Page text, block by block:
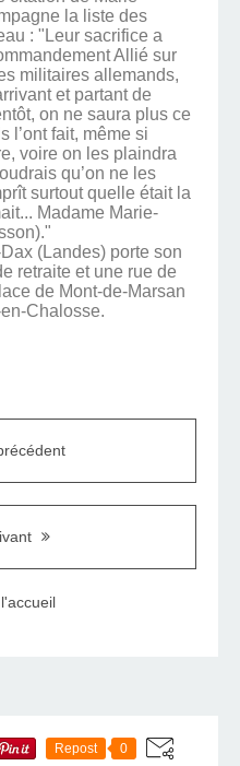
la liste des
: "Leur sacrifice a
Allié sur
militaires allemands,
et partant de
on ne saura plus ce
l’ont fait, même si
voire on les plaindra
qu’on ne les
surtout quelle était la
Madame Marie-
(Landes) porte son
retraite et une rue de
de Mont-de-Marsan
Chalosse.
Repost 0